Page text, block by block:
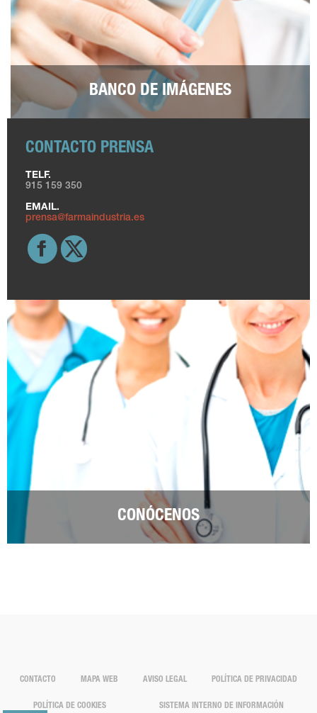
BANCO DE IMÁGENES
CONTACTO PRENSA
TELF.
915 159 350
EMAIL.
prensa@farmaindustria.es
CONÓCENOS
CONTACTO MAPA WEB AVISO LEGAL POLÍTICA DE PRIVACIDAD
POLÍTICA DE COOKIES SISTEMA INTERNO DE INFORMACIÓN